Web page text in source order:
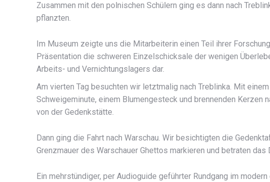
Zusammen mit den polnischen Schülern ging es dann nach
pflanzten.
Im Museum zeigte uns die Mitarbeiterin einen Teil ihrer
Präsentation die schweren Einzelschicksale der wenigen
Arbeits- und Vernichtungslagers dar.
Am vierten Tag besuchten wir letztmalig nach Treblinka. Mit
Schweigeminute, einem Blumengesteck und brennenden Kerzen
von der Gedenkstätte.
Dann ging die Fahrt nach Warschau. Wir besichtigten die
Grenzmauer des Warschauer Ghettos markieren und betraten das
Ein mehrstündiger, per Audioguide geführter Rundgang im